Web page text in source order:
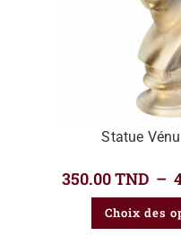
Statue
350.00TND –
Choix des